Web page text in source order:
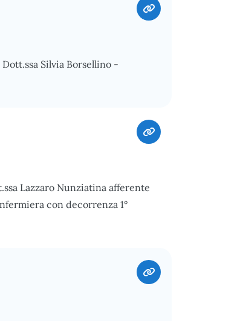
Silvia Borsellino -
Lazzaro Nunziatina afferente
con decorrenza 1°